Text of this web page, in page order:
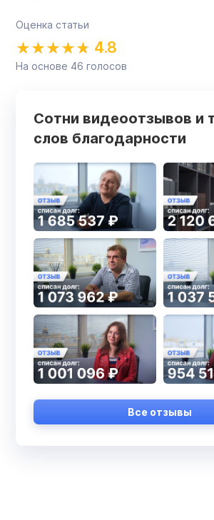
Оценка статьи
4.8
На основе 46 голосов
Сотни видеоотзывов и
слов благодарности
Все отзывы